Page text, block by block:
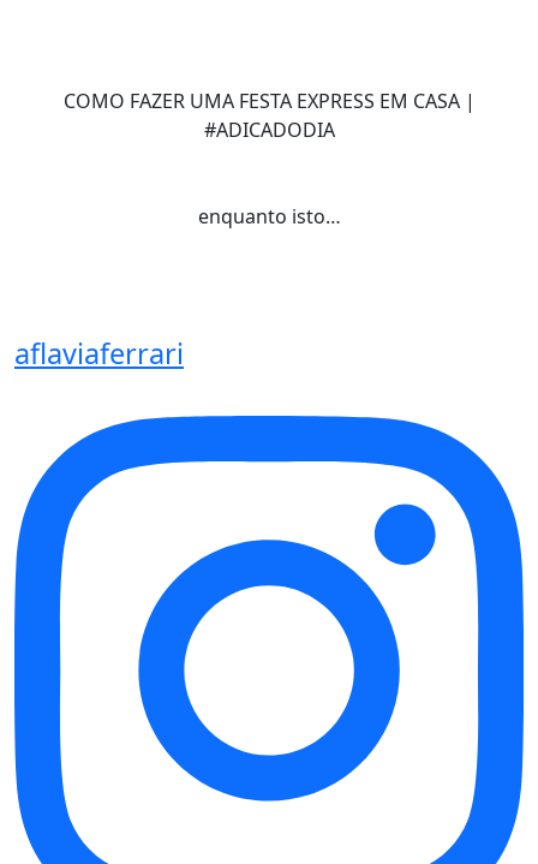
COMO FAZER UMA FESTA EXPRESS EM CASA |
#ADICADODIA
enquanto isto…
aflaviaferrari